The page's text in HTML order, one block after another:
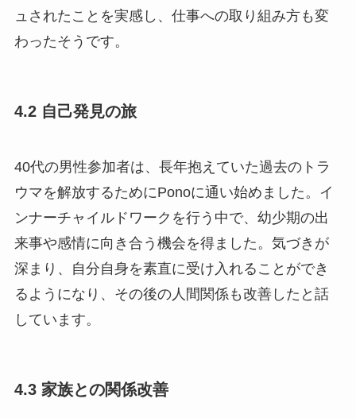
ュされたことを実感し、仕事への取り組み方も変
わったそうです。
4.2 自己発見の旅
40代の男性参加者は、長年抱えていた過去のトラ
ウマを解放するためにPonoに通い始めました。イ
ンナーチャイルドワークを行う中で、幼少期の出
来事や感情に向き合う機会を得ました。気づきが
深まり、自分自身を素直に受け入れることができ
るようになり、その後の人間関係も改善したと話
しています。
4.3 家族との関係改善